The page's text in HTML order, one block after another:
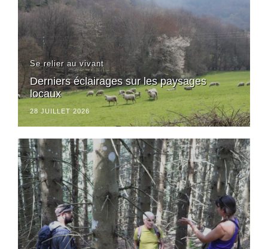
Se relier au vivant
Derniers éclairages sur les paysages
locaux
28 JUILLET 2026